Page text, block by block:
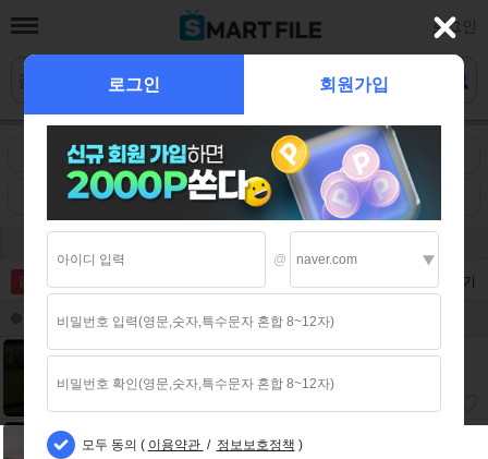
로그인
실시간HOT
영화 동영상
E북 BJ 웹툰
로그인 회원가입
@
모두 동의 ( 이용약관 / 정보보호정책 )
알림 ▲ 메뉴닫기
> 전체
[ㄴ-동] ㅇr들아 봉ㅈl는 안되고 휴장으로 하자
[맑-ㄴ] 강추 허ㄹi털기 몃번에 질ㅆr해버린 죠루 남틴